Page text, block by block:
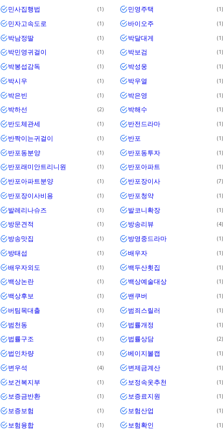
민사집행법 1 민영주택 1
민자고속도로 1 바이오주 1
박남정딸 1 박달대게 1
박민영귀걸이 1 박보검 1
박봉섭감독 1 박성웅 1
박시우 1 박우열 1
박은빈 1 박은영 1
박하선 2 박해수 1
반도체관세 1 반전드라마 1
반짝이는귀걸이 1 반포 1
반포동분양 1 반포동투자 1
반포래미안트리니원 1 반포아파트 1
반포아파트분양 1 반포장이사 7
반포장이사비용 1 반포청약 1
발레리나슈즈 1 발코니확장 1
방문견적 1 방송리뷰 4
방송맛집 1 방영중드라마 1
방태섭 1 배우자 1
배우자외도 1 백두산횟집 1
백상논란 1 백상예술대상 1
백상후보 1 밴쿠버 1
버팀목대출 1 범죄스릴러 1
범천동 1 법률개정 1
법률구조 1 법률상담 2
법인차량 1 베이지볼캡 1
변우석 4 변제금계산 1
보건복지부 1 보정속옷추천 1
보증금반환 1 보증료지원 1
보증보험 1 보험산업 1
보험융합 1 보험확인 1